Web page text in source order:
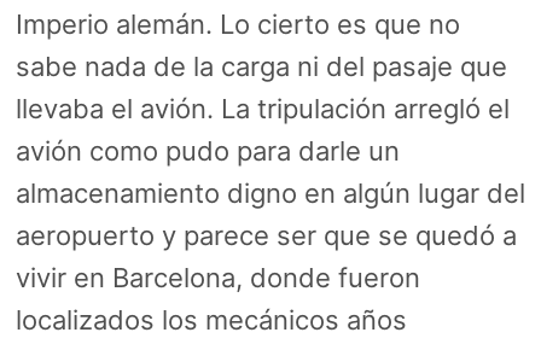
Imperio alemán. Lo cierto es que no
sabe nada de la carga ni del pasaje que
llevaba el avión. La tripulación arregló el
avión como pudo para darle un
almacenamiento digno en algún lugar del
aeropuerto y parece ser que se quedó a
vivir en Barcelona, donde fueron
localizados los mecánicos años